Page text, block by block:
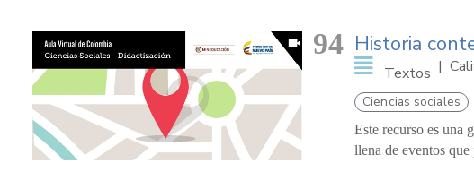
94 Historia
Textos |
Ciencias sociales
Este recurso es una
llena de eventos